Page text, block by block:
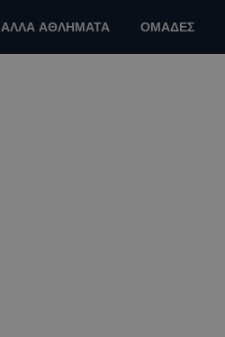
ΑΛΛΑ ΑΘΛΗΜΑΤΑ ΟΜΑΔΕΣ